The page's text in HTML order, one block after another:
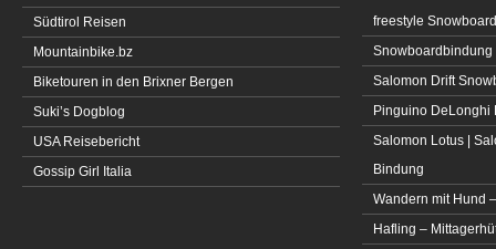
Südtirol Reisen
Mountainbike.bz
Biketouren in den Brixner Bergen
Suki’s Dogblog
USA Reisebericht
Gossip Girl Italia
freestyle Snowboard
Snowboardbindung
Salomon Drift
Pinguino DeLonghi
Salomon Lotus |
Bindung
Wandern mit Hund
Hafling –